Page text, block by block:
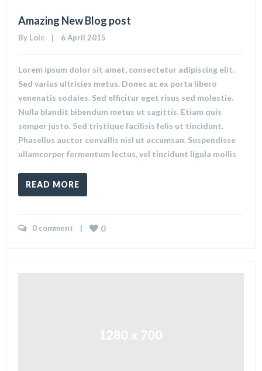
Amazing New Blog post
By Loic
    |    6 April 2015
Lorem ipsum dolor sit amet, consectetur adipiscing elit.
Sed varius ultricies metus. Donec ac ex porta libero
venenatis sodales. Sed efficitur eget risus sed molestie.
Nulla blandit bibendum metus ut sagittis. Etiam quis
semper justo. Sed tristique facilisis felis ut tincidunt.
Phasellus auctor convallis nisl ut accumsan. Suspendisse
ullamcorper fermentum lectus, vel tincidunt ligula mollis
READ MORE
0 comment
    |
0